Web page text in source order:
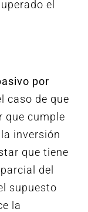
el
por
caso de que
que cumple
inversión
que tiene
del
supuesto
la